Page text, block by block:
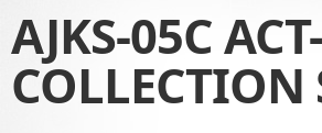
AJKS-05C
COLLECTION